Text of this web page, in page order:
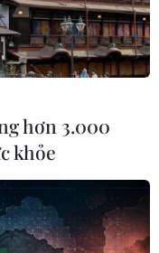
hài
hơn 3.000
khỏe